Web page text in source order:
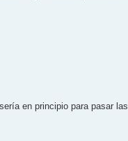
en principio para pasar las